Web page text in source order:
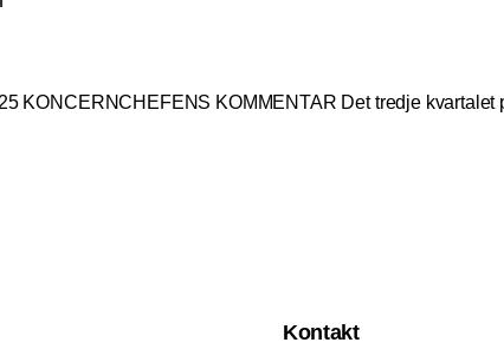
KONCERNCHEFENS KOMMENTAR Det tredje kvartalet
Kontakt